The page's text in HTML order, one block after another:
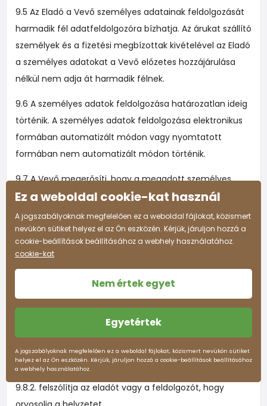
9.5 Az Eladó a Vevő személyes adatainak feldolgozását
harmadik fél adatfeldolgozóra bízhatja. Az árukat szállító
személyek és a fizetési megbízottak kivételével az Eladó
a személyes adatokat a Vevő előzetes hozzájárulása
nélkül nem adja át harmadik félnek.
9.6 A személyes adatok feldolgozása határozatlan ideig
történik. A személyes adatok feldolgozása elektronikus
formában automatizált módon vagy nyomtatott
formában nem automatizált módon történik.
9.7 A Vevő megerősíti, hogy a megadott személyes
adatok pontosak, és hogy tájékoztatták arról, hogy a
személyes adatok megadása önkéntes.
9.8. Amennyiben a Vevő úgy véli, hogy az Eladó vagy az
Adatfeldolgozó (9.5. cikk) a személyes adatainak olyan
kezelését végzi, amely ellentétes a Vevő magán- és
magánéletének védelmével vagy a törvénnyel,
tekintettel pontatlanok, a Vevő jogosult:
9.8.1. Kérjen magyarázatot az eladótól vagy a
feldolgozótól,
9.8.2. felszólítja az eladót vagy a feldolgozót, hogy
Ez a weboldal cookie-kat használ
A jogszabályoknak megfelelően ez a weboldal fájlokat, közismert
nevükön sütiket helyez el az Ön eszközén. Kérjük, járuljon hozzá a
cookie-beállítások beállításához a webhely használatához.
cookie-kat
Nem értek egyet
Egyetértek
A jogszabályoknak megfelelően ez a weboldal fájlokat, közismert nevükön sütiket
helyez el az Ön eszközén. Kérjük, járuljon hozzá a cookie-beállítások beállításához
a webhely használatához.